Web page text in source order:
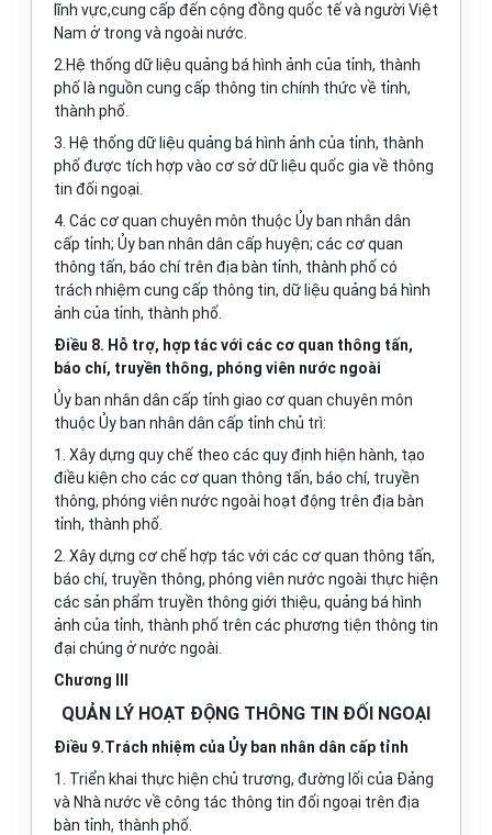
lĩnh vực,cung cấp đến cộng đồng quốc tế và người Việt
Nam ở trong và ngoài nước.
2.Hệ thống dữ liệu quảng bá hình ảnh của tỉnh, thành
phố là nguồn cung cấp thông tin chính thức về tỉnh,
thành phố.
3. Hệ thống dữ liệu quảng bá hình ảnh của tỉnh, thành
phố được tích hợp vào cơ sở dữ liệu quốc gia về thông
tin đối ngoại.
4. Các cơ quan chuyên môn thuộc Ủy ban nhân dân
cấp tỉnh; Ủy ban nhân dân cấp huyện; các cơ quan
thông tấn, báo chí trên địa bàn tỉnh, thành phố có
trách nhiệm cung cấp thông tin, dữ liệu quảng bá hình
ảnh của tỉnh, thành phố.
Điều 8. Hỗ trợ, hợp tác với các cơ quan thông tấn,
báo chí, truyền thông, phóng viên nước ngoài
Ủy ban nhân dân cấp tỉnh giao cơ quan chuyên môn
thuộc Ủy ban nhân dân cấp tỉnh chủ trì:
1. Xây dựng quy chế theo các quy định hiện hành, tạo
điều kiện cho các cơ quan thông tấn, báo chí, truyền
thông, phóng viên nước ngoài hoạt động trên địa bàn
tỉnh, thành phố.
2. Xây dựng cơ chế hợp tác với các cơ quan thông tấn,
báo chí, truyền thông, phóng viên nước ngoài thực hiện
các sản phẩm truyền thông giới thiệu, quảng bá hình
ảnh của tỉnh, thành phố trên các phương tiện thông tin
đại chúng ở nước ngoài.
Chương III
QUẢN LÝ HOẠT ĐỘNG THÔNG TIN ĐỐI NGOẠI
Điều 9.Trách nhiệm của Ủy ban nhân dân cấp tỉnh
1. Triển khai thực hiện chủ trương, đường lối của Đảng
và Nhà nước về công tác thông tin đối ngoại trên địa
bàn tỉnh, thành phố.